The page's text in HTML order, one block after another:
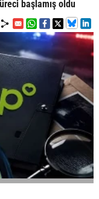
başlamış oldu